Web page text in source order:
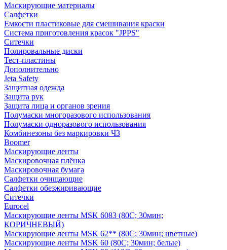
Маскирующие материалы
Салфетки
Емкости пластиковые для смешивания краски
Система приготовления красок "JPPS"
Ситечки
Полировальные диски
Тест-пластины
Дополнительно
Jeta Safety
Защитная одежда
Защита рук
Защита лица и органов зрения
Полумаски многоразового использования
Полумаски одноразового использования
Комбинезоны без маркировки ЧЗ
Boomer
Маскирующие ленты
Маскировочная плёнка
Маскировочная бумага
Салфетки очищающие
Салфетки обезжиривающие
Ситечки
Euroсel
Маскирующие ленты MSK 6083 (80С; 30мин;
КОРИЧНЕВЫЙ)
Маскирующие ленты MSK 62** (80С; 30мин; цветные)
Маскирующие ленты MSK 60 (80С; 30мин; белые)